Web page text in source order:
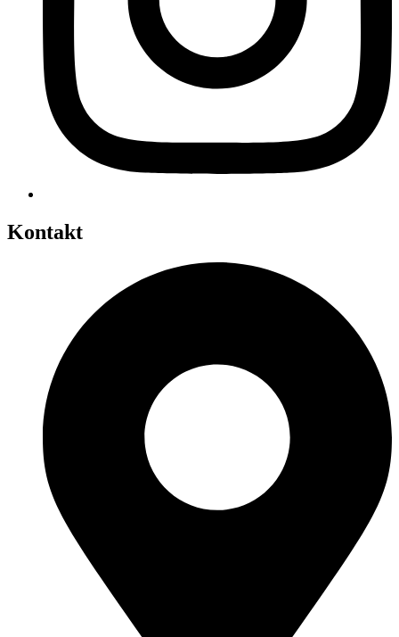
Kontakt